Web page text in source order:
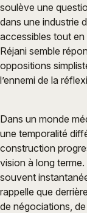
soulève une
dans une industrie
accessibles tout
Réjani semble
oppositions
l’ennemi de la
Dans un monde
une temporalité
construction
vision à long
souvent
rappelle que
de négociations,